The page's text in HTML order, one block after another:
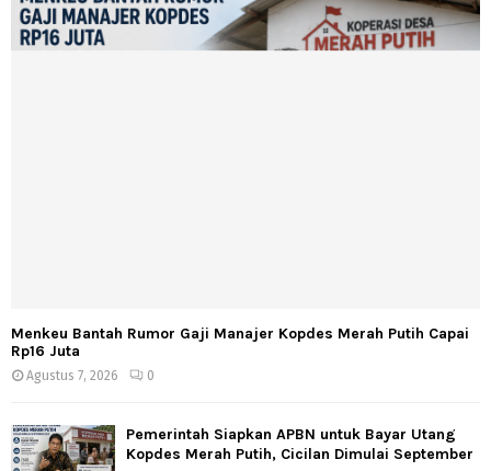
Menkeu Bantah Rumor Gaji Manajer Kopdes Merah Putih Capai
Rp16 Juta
Agustus 7, 2026 0
Pemerintah Siapkan APBN untuk Bayar Utang
Kopdes Merah Putih, Cicilan Dimulai September